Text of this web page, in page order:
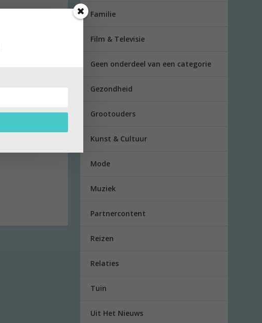
Familie
Film & Televisie
Geen onderdeel van een categorie
Gezondheid
Grootouders
Kunst & Cultuur
Mode
Muziek
Partnercontent
Reizen
Relaties
Tuin
Uit Het Nieuws